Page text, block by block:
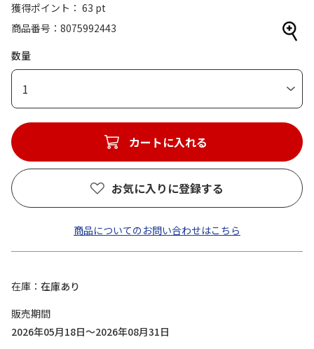
獲得ポイント： 63 pt
商品番号
8075992443
数量
1
カートに入れる
お気に入りに登録する
商品についてのお問い合わせはこちら
在庫
在庫あり
販売期間
2026年05月18日～2026年08月31日